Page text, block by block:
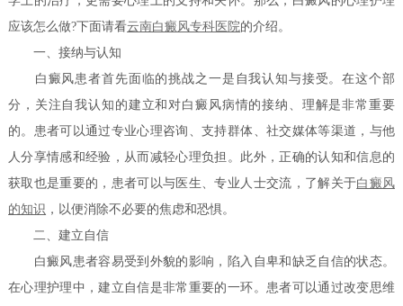
应该怎么做?下面请看云南白癜风专科医院的介绍。
一、接纳与认知
白癜风患者首先面临的挑战之一是自我认知与接受。在这个部
分，关注自我认知的建立和对白癜风病情的接纳、理解是非常重要
的。患者可以通过专业心理咨询、支持群体、社交媒体等渠道，与他
人分享情感和经验，从而减轻心理负担。此外，正确的认知和信息的
获取也是重要的，患者可以与医生、专业人士交流，了解关于白癜风
的知识 ，以便消除不必要的焦虑和恐惧。
二、建立自信
白癜风患者容易受到外貌的影响，陷入自卑和缺乏自信的状态。
在心理护理中，建立自信是非常重要的一环。患者可以通过改变思维